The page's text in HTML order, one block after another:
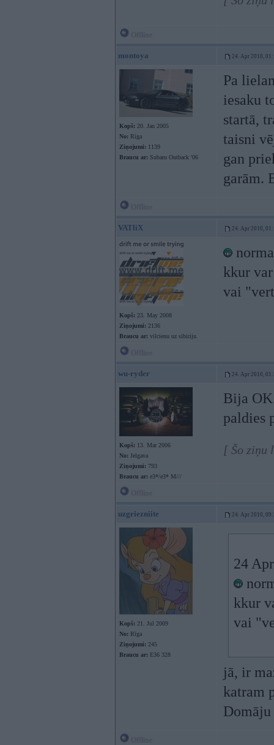
montoya 24. Apr 2010,
Kopš: 20. Jan 2005
No: Rīga
Ziņojumi: 1139
Braucu ar: Subaru Outback '06
Pa
iesaku
startā,
taisni
gan
garām.
VATliX 24. Apr 2010,
Kopš: 23. May 2008
Ziņojumi: 2136
Braucu ar: vilcienu uz sibiriju.
kkur
vai
wu-ryder 24. Apr 2010,
Kopš: 13. Mar 2006
No: Jelgava
Ziņojumi: 793
Braucu ar: e3*/e3* M///
Bija
paldies
[ Šo ziņu
uzgriezniite 24. Apr 2010,
Kopš: 21. Jul 2009
No: Rīga
Ziņojumi: 245
Braucu ar: E36 328
24
kkur
vai
jā, ir
katram